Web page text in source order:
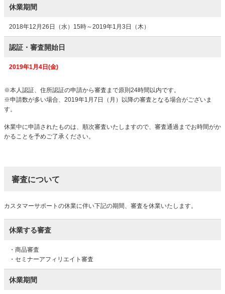
休業期間
2018年12月26日（水）15時～2019年1月3日（木）
認証・審査開始日
2019年1月4日(金)
※本人認証、住所認証の申請から審査まで原則24時間以内です。
※申請数が多い場合、2019年1月7日（月）以降の審査となる場合がございま
す。
休業中に申請されたものは、順次審査いたしますので、審査通過までお時間がか
かることを予めご了承ください。
審査について
カスタマーサポートの休業に伴い下記の期間、審査を休業いたします。
休業する審査
・商品審査
・セミナーアフィリエイト審査
休業期間